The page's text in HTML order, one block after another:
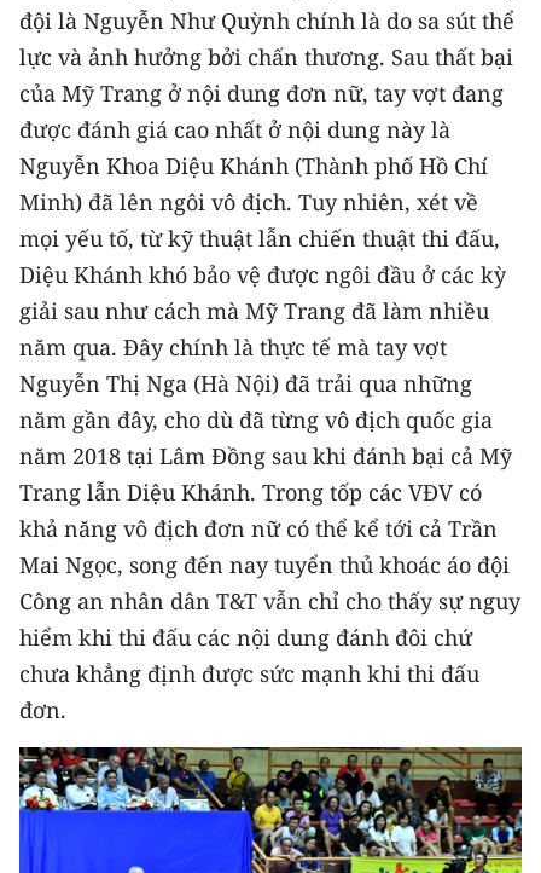
Đồng bằng sông Hồng
Bắc Trung Bộ
Duyên hải Nam Trung Bộ và Tây
Nguyên
Đông Nam Bộ
Đồng bằng sông Cửu Long
Chuyên trang Hà Nội
Chuyên trang TP. Hồ Chí Minh
CHUYÊN ĐỀ
CÁC CHUYÊN TRANG
VỀ BÁO NHÂN DÂN
THỜI NAY
NHÂN DÂN CUỐI TUẦN
MUA BÁO
ĐỌC BÁO IN
đội là Nguyễn Như Quỳnh chính là do sa sút thể
lực và ảnh hưởng bởi chấn thương. Sau thất bại
của Mỹ Trang ở nội dung đơn nữ, tay vợt đang
được đánh giá cao nhất ở nội dung này là
Nguyễn Khoa Diệu Khánh (Thành phố Hồ Chí
Minh) đã lên ngôi vô địch. Tuy nhiên, xét về
mọi yếu tố, từ kỹ thuật lẫn chiến thuật thi đấu,
Diệu Khánh khó bảo vệ được ngôi đầu ở các kỳ
giải sau như cách mà Mỹ Trang đã làm nhiều
năm qua. Đây chính là thực tế mà tay vợt
Nguyễn Thị Nga (Hà Nội) đã trải qua những
năm gần đây, cho dù đã từng vô địch quốc gia
năm 2018 tại Lâm Đồng sau khi đánh bại cả Mỹ
Trang lẫn Diệu Khánh. Trong tốp các VĐV có
khả năng vô địch đơn nữ có thể kể tới cả Trần
Mai Ngọc, song đến nay tuyển thủ khoác áo đội
Công an nhân dân T&T vẫn chỉ cho thấy sự nguy
hiểm khi thi đấu các nội dung đánh đôi chứ
chưa khẳng định được sức mạnh khi thi đấu
đơn.